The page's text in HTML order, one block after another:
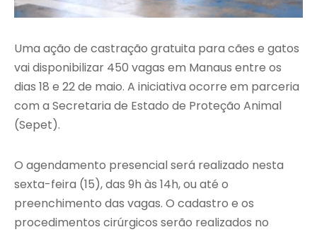
Uma ação de castração gratuita para cães e gatos
vai disponibilizar 450 vagas em Manaus entre os
dias 18 e 22 de maio. A iniciativa ocorre em parceria
com a Secretaria de Estado de Proteção Animal
(Sepet).
O agendamento presencial será realizado nesta
sexta-feira (15), das 9h às 14h, ou até o
preenchimento das vagas. O cadastro e os
procedimentos cirúrgicos serão realizados no